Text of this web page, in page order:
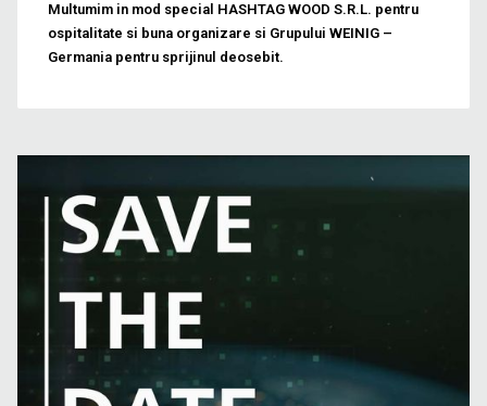
Multumim in mod special HASHTAG WOOD S.R.L. pentru
ospitalitate si buna organizare si Grupului WEINIG –
Germania pentru sprijinul deosebit.